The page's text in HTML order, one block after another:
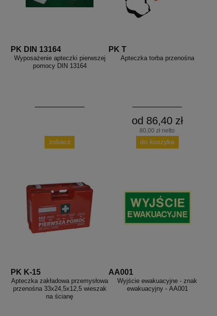
PK DIN 13164
Wyposażenie apteczki pierwszej
pomocy DIN 13164
zobacz
PK T
Apteczka torba przenośna
od 86,40 zł
80,00 zł netto
do koszyka
PK K-15
Apteczka zakładowa przemysłowa
przenośna 33x24,5x12,5 wieszak
na ścianę
AA001
Wyjście ewakuacyjne - znak
ewakuacyjny - AA001